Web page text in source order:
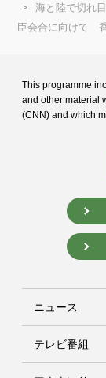
海と陸で切れ
臣会合に向けて 香
This programme
and other material
(CNN) and which
ニュース
テレビ番組